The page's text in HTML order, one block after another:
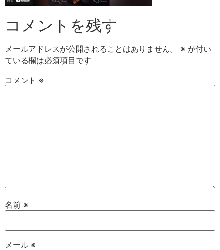
コメントを残す
メールアドレスが公開されることはありません。 ※ が付い
ている欄は必須項目です
コメント ※
名前 ※
メール ※